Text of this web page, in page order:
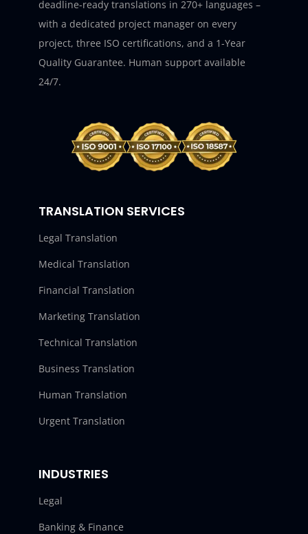
deadline-ready translations in 270+ languages –
with a dedicated project manager on every
project, three ISO certifications, and a 1-Year
Quality Guarantee. Human support available
24/7.
TRANSLATION SERVICES
Legal Translation
Medical Translation
Financial Translation
Marketing Translation
Technical Translation
Business Translation
Human Translation
Urgent Translation
INDUSTRIES
Legal
Banking & Finance